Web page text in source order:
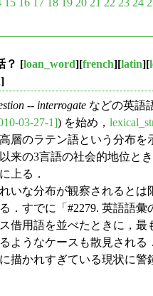
？ [loan_word][french][latin][
]
-- interrogate などの英語
03-27-1]) を始め，
層のラテン語という分布
来の3言語の社会的地位と
上る．
いな分布が観察されるとは
．すでに「#2279. 英語語彙
借用語を並べたときに，
ようなケースも散見される
描かれすぎている現状に警